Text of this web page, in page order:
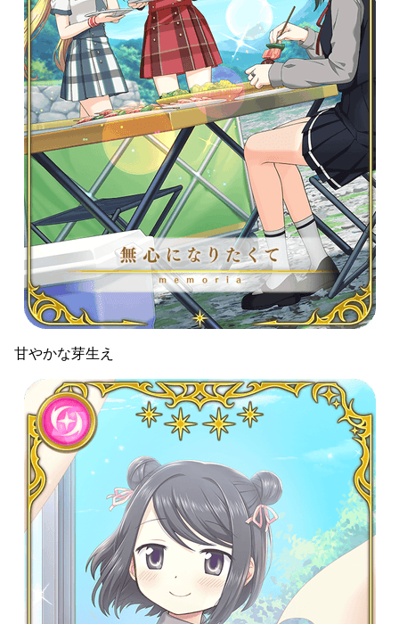
甘やかな芽生え